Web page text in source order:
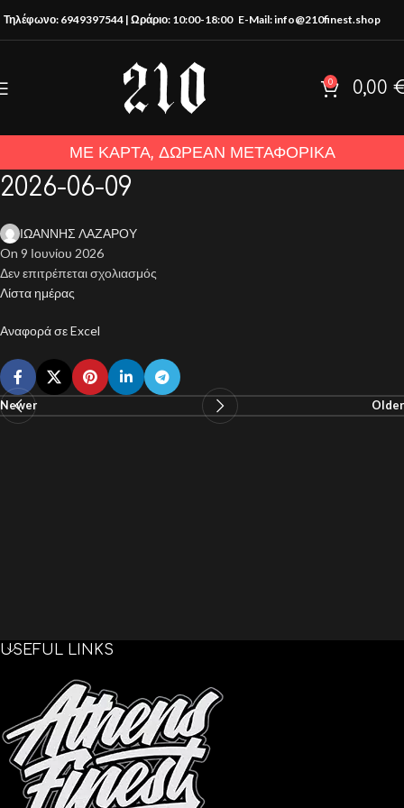
Τηλέφωνο: 6949397544 | Ωράριο: 10:00-18:00 E-Mail: info@210finest.shop
0 0,00
ΜΕ ΚΑΡΤΑ, ΔΩΡΕΑΝ ΜΕΤΑΦΟΡΙΚΑ
2026-06-09
ΙΩΑΝΝΗΣ ΛΑΖΑΡΟΥ
On 9 Ιουνίου 2026
Δεν επιτρέπεται σχολιασμός
Λίστα ημέρας
Αναφορά σε Excel
Newer Older
USEFUL LINKS